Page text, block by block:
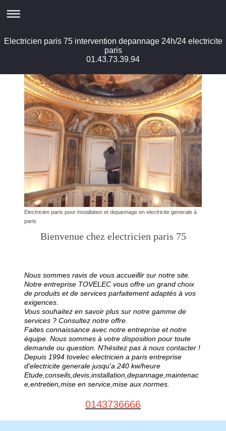
Electricien paris 75 intervention depannage 24h/24 electricite
paris
01.43.73.39.94
Electricien paris pour installation et depannage en electricite generale à
paris
Bienvenue chez electricien paris 75
Nous sommes ravis de vous accueillir sur notre site.
Notre entreprise TOVELEC vous offre un grand choix
de produits et de services parfaitement adaptés à vos
exigences.
Vous souhaitez en savoir plus sur notre gamme de
services ? Consultez notre offre.
Faites connaissance avec notre entreprise et notre
équipe. Nous sommes à votre disposition pour toute
demande ou question. N'hésitez pas à nous contacter !
Depuis 1994 tovelec electricien a paris entreprise
d'electricite generale jusqu'a 240 kw/heure
Etude,conseils,devis,installation,depannage,maintenac
e,entretien,mise en service,mise aux normes.
0143736666